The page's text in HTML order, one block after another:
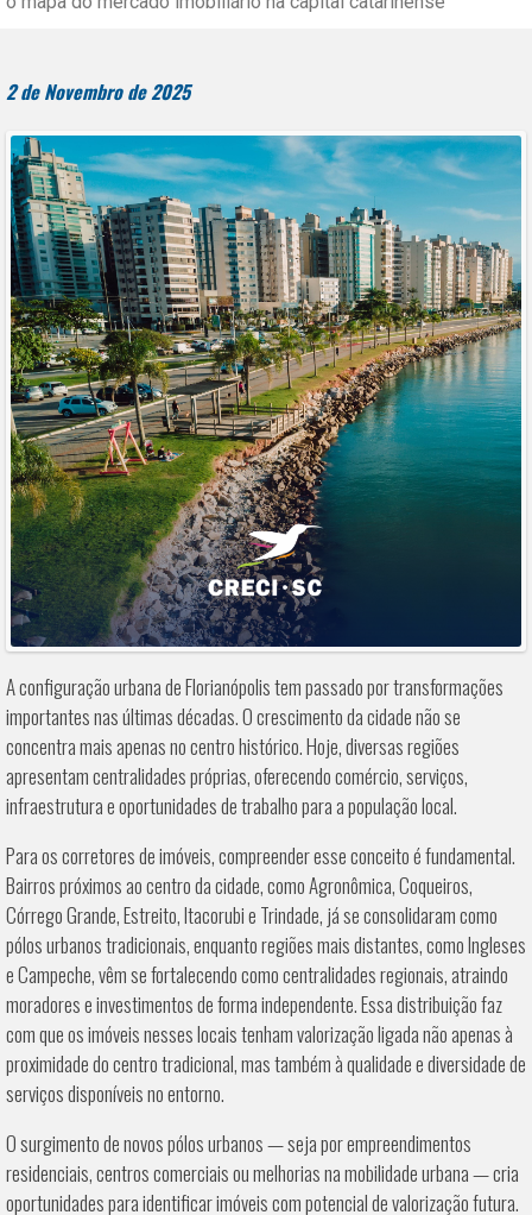
2 de Novembro de 2025
A configuração urbana de Florianópolis tem passado por transformações
importantes nas últimas décadas. O crescimento da cidade não se
concentra mais apenas no centro histórico. Hoje, diversas regiões
apresentam centralidades próprias, oferecendo comércio, serviços,
infraestrutura e oportunidades de trabalho para a população local.
Para os corretores de imóveis, compreender esse conceito é fundamental.
Bairros próximos ao centro da cidade, como Agronômica, Coqueiros,
Córrego Grande, Estreito, Itacorubi e Trindade, já se consolidaram como
pólos urbanos tradicionais, enquanto regiões mais distantes, como Ingleses
e Campeche, vêm se fortalecendo como centralidades regionais, atraindo
moradores e investimentos de forma independente. Essa distribuição faz
com que os imóveis nesses locais tenham valorização ligada não apenas à
proximidade do centro tradicional, mas também à qualidade e diversidade de
serviços disponíveis no entorno.
O surgimento de novos pólos urbanos — seja por empreendimentos
residenciais, centros comerciais ou melhorias na mobilidade urbana — cria
oportunidades para identificar imóveis com potencial de valorização futura.